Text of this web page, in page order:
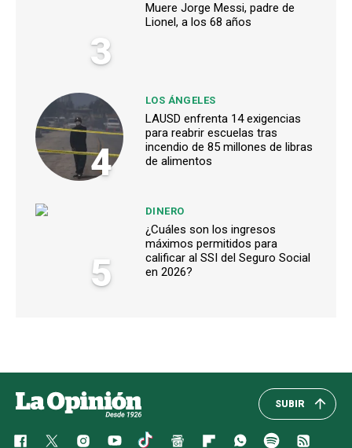
3
Muere Jorge Messi, padre de
Lionel, a los 68 años
4
LOS ÁNGELES
LAUSD enfrenta 14 exigencias
para reabrir escuelas tras
incendio de 85 millones de libras
de alimentos
5
DINERO
¿Cuáles son los ingresos
máximos permitidos para
calificar al SSI del Seguro Social
en 2026?
SUBIR